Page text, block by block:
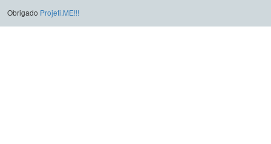
Obrigado Projeti.ME!!!